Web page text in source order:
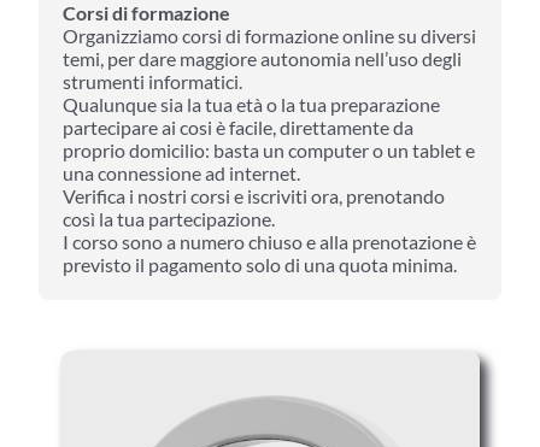
Corsi di formazione
Organizziamo corsi di formazione online su diversi
temi, per dare maggiore autonomia nell’uso degli
strumenti informatici.
Qualunque sia la tua età o la tua preparazione
partecipare ai cosi è facile, direttamente da
proprio domicilio: basta un computer o un tablet e
una connessione ad internet.
Verifica i nostri corsi e iscriviti ora, prenotando
così la tua partecipazione.
I corso sono a numero chiuso e alla prenotazione è
previsto il pagamento solo di una quota minima.